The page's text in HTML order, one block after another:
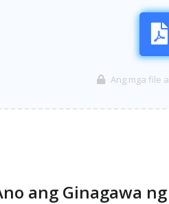
Ang mga file
ang Ginagawa